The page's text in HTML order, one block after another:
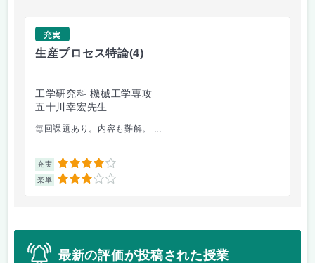
充実
生産プロセス特論(4)
工学研究科 機械工学専攻
五十川幸宏先生
毎回課題あり。内容も難解。 ...
充実 4
楽単 3
最新の評価が投稿された授業